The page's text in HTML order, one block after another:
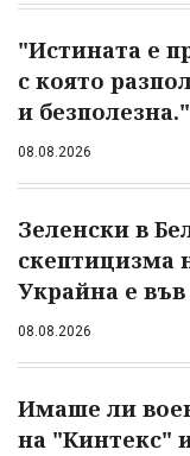
"Истината е
с която
и
08.08.2026
Зеленски в
скептицизма
Украйна е
08.08.2026
Имаше ли
на "Кинтекс"